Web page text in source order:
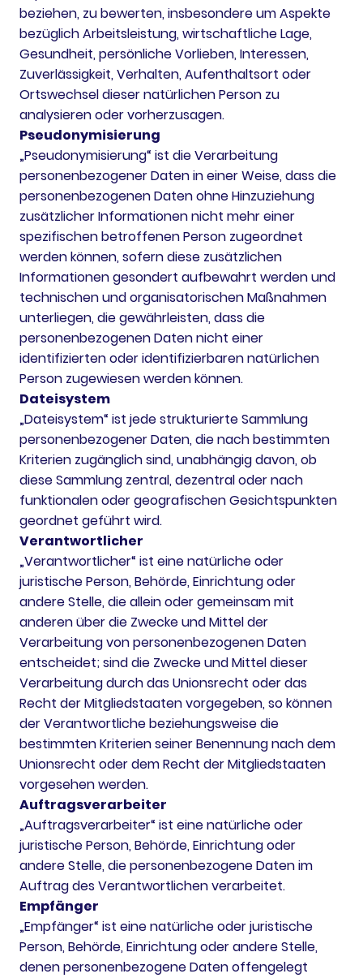
beziehen, zu bewerten, insbesondere um Aspekte
bezüglich Arbeitsleistung, wirtschaftliche Lage,
Gesundheit, persönliche Vorlieben, Interessen,
Zuverlässigkeit, Verhalten, Aufenthaltsort oder
Ortswechsel dieser natürlichen Person zu
analysieren oder vorherzusagen.
Pseudonymisierung
„Pseudonymisierung“ ist die Verarbeitung
personenbezogener Daten in einer Weise, dass die
personenbezogenen Daten ohne Hinzuziehung
zusätzlicher Informationen nicht mehr einer
spezifischen betroffenen Person zugeordnet
werden können, sofern diese zusätzlichen
Informationen gesondert aufbewahrt werden und
technischen und organisatorischen Maßnahmen
unterliegen, die gewährleisten, dass die
personenbezogenen Daten nicht einer
identifizierten oder identifizierbaren natürlichen
Person zugewiesen werden können.
Dateisystem
„Dateisystem“ ist jede strukturierte Sammlung
personenbezogener Daten, die nach bestimmten
Kriterien zugänglich sind, unabhängig davon, ob
diese Sammlung zentral, dezentral oder nach
funktionalen oder geografischen Gesichtspunkten
geordnet geführt wird.
Verantwortlicher
„Verantwortlicher“ ist eine natürliche oder
juristische Person, Behörde, Einrichtung oder
andere Stelle, die allein oder gemeinsam mit
anderen über die Zwecke und Mittel der
Verarbeitung von personenbezogenen Daten
entscheidet; sind die Zwecke und Mittel dieser
Verarbeitung durch das Unionsrecht oder das
Recht der Mitgliedstaaten vorgegeben, so können
der Verantwortliche beziehungsweise die
bestimmten Kriterien seiner Benennung nach dem
Unionsrecht oder dem Recht der Mitgliedstaaten
vorgesehen werden.
Auftragsverarbeiter
„Auftragsverarbeiter“ ist eine natürliche oder
juristische Person, Behörde, Einrichtung oder
andere Stelle, die personenbezogene Daten im
Auftrag des Verantwortlichen verarbeitet.
Empfänger
„Empfänger“ ist eine natürliche oder juristische
Person, Behörde, Einrichtung oder andere Stelle,
denen personenbezogene Daten offengelegt